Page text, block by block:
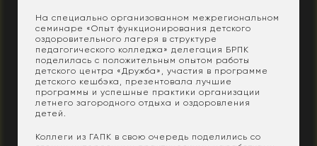
На специально организованном межрегиональном
семинаре «Опыт функционирования детского
оздоровительного лагеря в структуре
педагогического колледжа» делегация БРПК
поделилась с положительным опытом работы
детского центра «Дружба», участия в программе
детского кешбэка, презентовала лучшие
программы и успешные практики организации
летнего загородного отдыха и оздоровления
детей.
Коллеги из ГАПК в свою очередь поделились со